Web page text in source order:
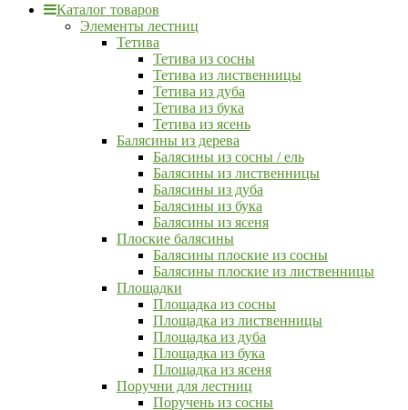
Каталог товаров
Элементы лестниц
Тетива
Тетива из сосны
Тетива из лиственницы
Тетива из дуба
Тетива из бука
Тетива из ясень
Балясины из дерева
Балясины из сосны / ель
Балясины из лиственницы
Балясины из дуба
Балясины из бука
Балясины из ясеня
Плоские балясины
Балясины плоские из сосны
Балясины плоские из лиственницы
Площадки
Площадка из сосны
Площадка из лиственницы
Площадка из дуба
Площадка из бука
Площадка из ясеня
Поручни для лестниц
Поручень из сосны